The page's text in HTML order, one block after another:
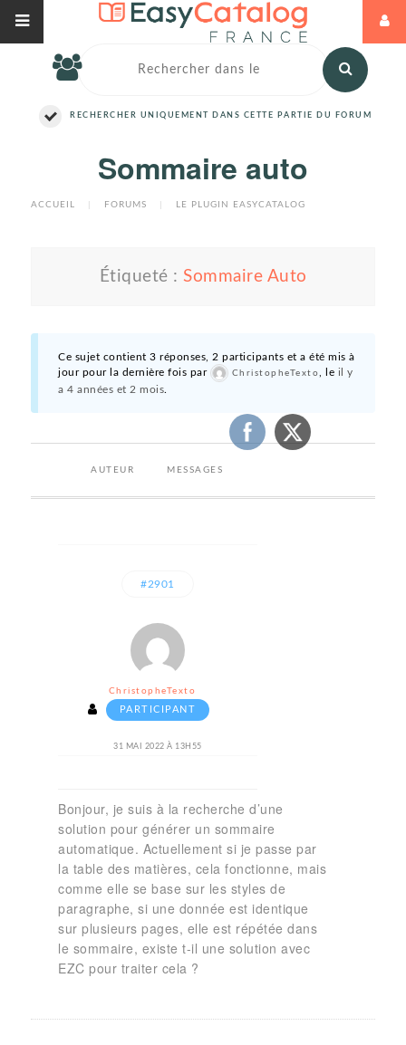
RECHERCHER UNIQUEMENT DANS CETTE PARTIE DU FORUM
Sommaire auto
ACCUEIL FORUMS LE PLUGIN EASYCATALOG
Étiqueté : Sommaire Auto
Ce sujet contient 3 réponses, 2 participants et a été mis à
jour pour la dernière fois par
ChristopheTexto , le il y
a 4 années et 2 mois.
AUTEUR MESSAGES
#2901
ChristopheTexto
PARTICIPANT
31 MAI 2022 À 13H55
Bonjour, je suis à la recherche d’une
solution pour générer un sommaire
automatique. Actuellement si je passe par
la table des matières, cela fonctionne, mais
comme elle se base sur les styles de
paragraphe, si une donnée est identique
sur plusieurs pages, elle est répétée dans
le sommaire, existe t-il une solution avec
EZC pour traiter cela ?